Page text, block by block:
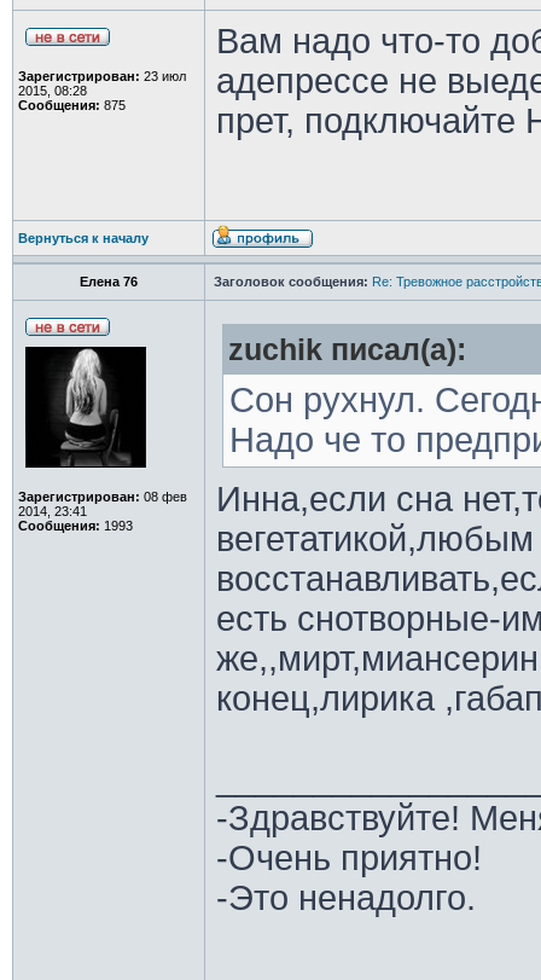
Зарегистрирован: 23 июл
2015, 08:28
Сообщения: 875
Вам надо что-то
адепрессе не
прет, подключайте
Вернуться к началу
Елена 76 Заголовок сообщения: Re: Тревожное
Зарегистрирован: 08 фев
2014, 23:41
Сообщения: 1993
zuchik писал(а):
Сон рухнул.
Надо че то
Инна,если сна
есть снотворные-
конец,лирика
-Здравствуйте!
-Очень приятно!
-Это ненадолго.